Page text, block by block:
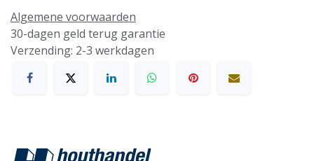
Algemene voorwaarden
30-dagen geld terug garantie
Verzending: 2-3 werkdagen